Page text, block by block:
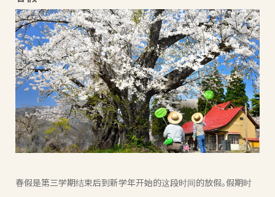
春假是第三学期结束后到新学年开始的这段时间的放假。假期时